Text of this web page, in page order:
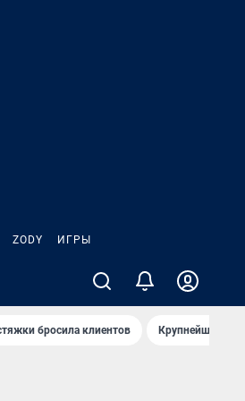
ZODY ИГРЫ
бросила клиентов Крупнейшие